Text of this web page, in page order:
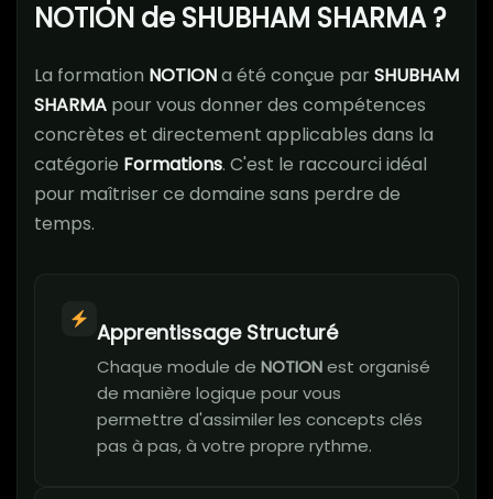
NOTION de SHUBHAM SHARMA ?
La formation NOTIONa été conçue parSHUBHAM
SHARMA pour vous donner des compétences
concrètes et directement applicables dans la
catégorie Formations. C'est le raccourci idéal
pour maîtriser ce domaine sans perdre de
temps.
Apprentissage Structuré
Chaque module de NOTIONest organisé
de manière logique pour vous
permettre d'assimiler les concepts clés
pas à pas, à votre propre rythme.